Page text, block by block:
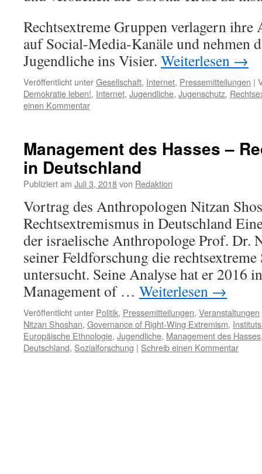
Rechtsextreme Gruppen verlagern
auf Social-Media-Kanäle und nehmen
Jugendliche ins Visier. Weiterlesen →
Veröffentlicht unterGesellschaft, Internet, Pressemitteilungen |
Demokratie leben!, Internet, Jugendliche, Jugenschutz,
einen Kommentar
Management des Hasses –
in Deutschland
Publiziert am Juli 3, 2018von Redaktion
Vortrag des Anthropologen Nitzan
Rechtsextremismus in Deutschland
der israelische Anthropologe Prof. Dr.
seiner Feldforschung die
untersucht. Seine Analyse hat er 2016
Management of … Weiterlesen →
Veröffentlicht unter Politik, Pressemitteilungen, Veranstaltungen
Nitzan Shoshan, Governance of Right-Wing Extremism,
Europäische Ethnologie, Jugendliche, Management des Hasses
Deutschland, Sozialforschung | Schreib einen Kommentar